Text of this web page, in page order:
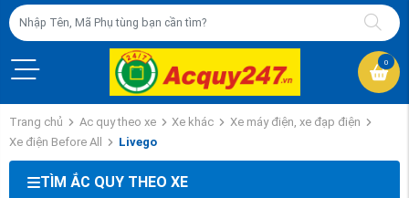
0
Trang chủ Ac quy theo xe Xe khác
Xe máy điện, xe đạp điện
Xe điện Before All
Livego
TÌM ẮC QUY THEO XE